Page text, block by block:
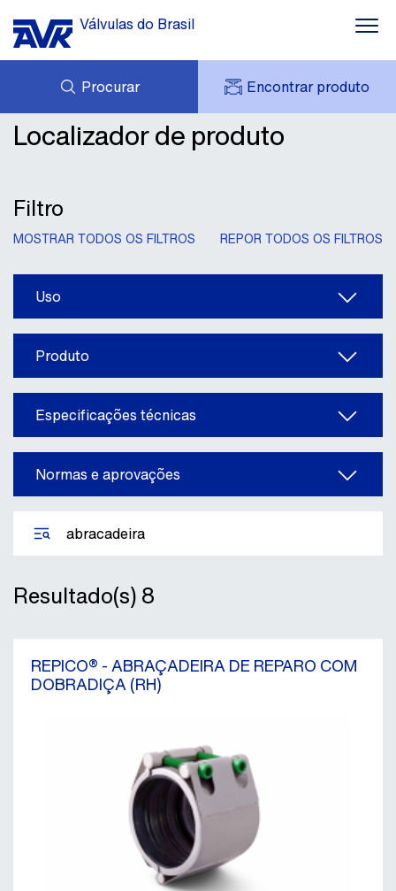
Válvulas do Brasil
Água
Esgoto
Solução Industrial
Conhecimento
Procurar Encontrar produto
DOWNLOADS
CONTATOS
SOBRE NÓS
CARRINHO
Localizador de produto
Filtro
MOSTRAR TODOS OS FILTROS REPOR TODOS OS FILTROS
Uso
Produto
Especificações técnicas
Normas e aprovações
Resultado(s)8
REPICO® - ABRAÇADEIRA DE REPARO COM
DOBRADIÇA (RH)